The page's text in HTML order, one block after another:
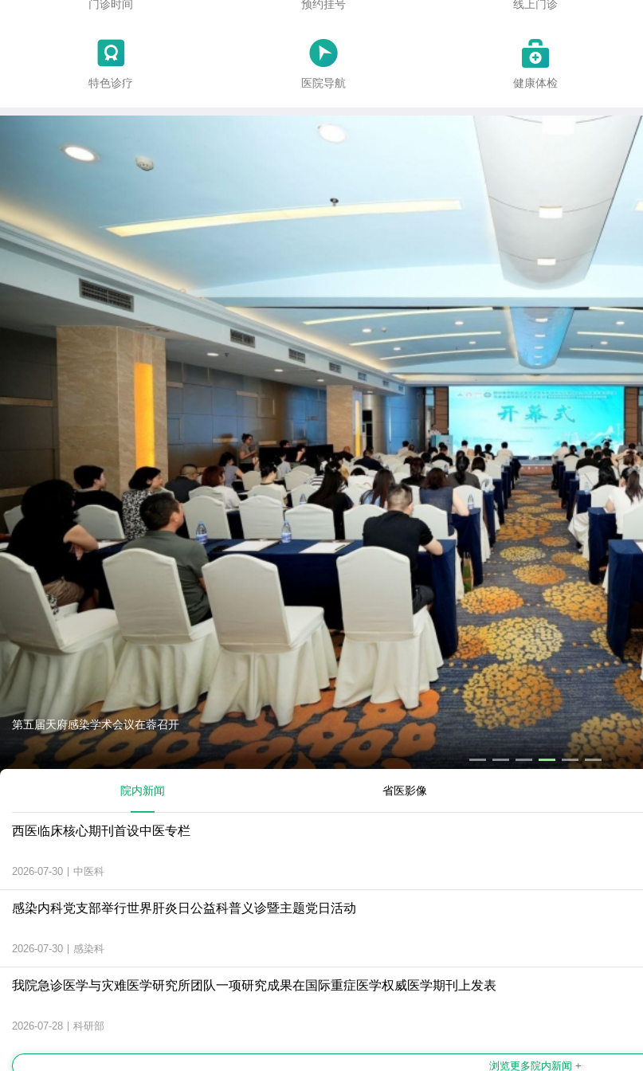
门诊时间 预约挂号 线上门诊

特色诊疗

医院导航

健康体检
天府感染学术会议在蓉召开
院内新闻 省医影像
西医临床核心期刊首设中医专栏
2026-07-30 | 中医科
感染内科党支部举行世界肝炎日公益科普义诊暨主题党日活动
2026-07-30 | 感染科
我院急诊医学与灾难医学研究所团队一项研究成果在国际重症医学权威医学期刊上发表
2026-07-28 | 科研部
浏览更多院内新闻 +